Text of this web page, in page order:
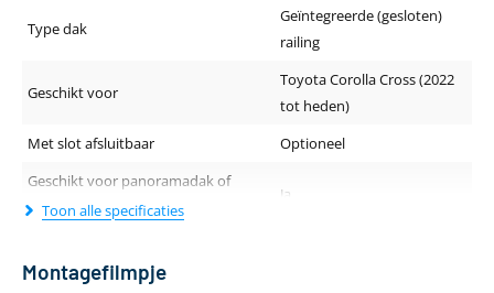
Type dak
Geïntegreerde (gesloten)
railing
Geschikt voor
Toyota Corolla Cross (2022
tot heden)
Met slot afsluitbaar
Optioneel
Geschikt voor panoramadak of
schuif-/kanteldak
Ja
Dakdragerprofiel (breedte - hoogte)
Toon alle specificaties
Montagefilmpje